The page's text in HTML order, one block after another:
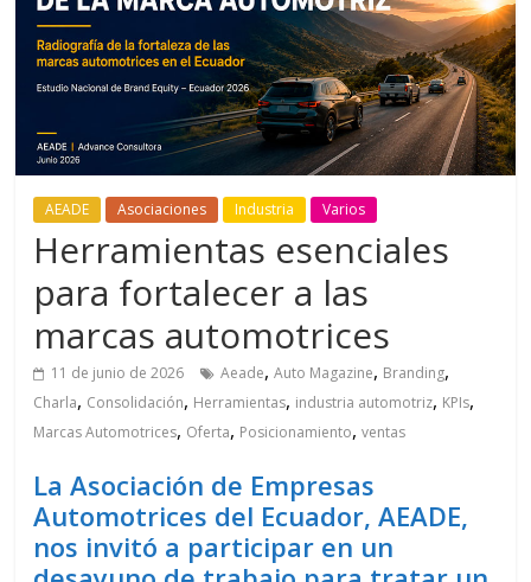
AEADE Asociaciones Industria Varios
Herramientas esenciales
para fortalecer a las
marcas automotrices
11 de junio de 2026 Aeade,Auto Magazine, Branding,
Charla, Consolidación, Herramientas, industria automotriz, KPIs,
Marcas Automotrices, Oferta, Posicionamiento,ventas
La Asociación de Empresas
Automotrices del Ecuador, AEADE,
nos invitó a participar en un